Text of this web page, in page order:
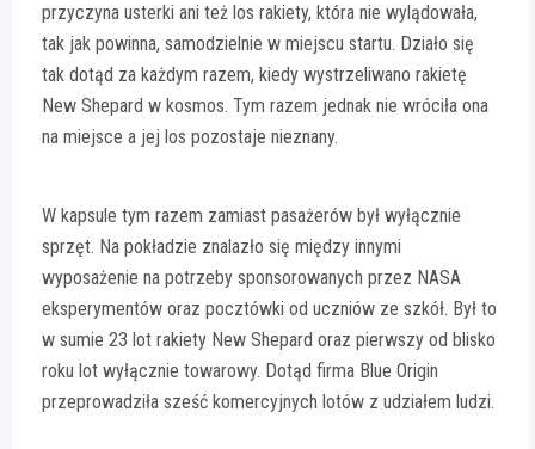
przyczyna usterki ani też los rakiety, która nie wylądowała,
tak jak powinna, samodzielnie w miejscu startu. Działo się
tak dotąd za każdym razem, kiedy wystrzeliwano rakietę
New Shepard w kosmos. Tym razem jednak nie wróciła ona
na miejsce a jej los pozostaje nieznany.
W kapsule tym razem zamiast pasażerów był wyłącznie
sprzęt. Na pokładzie znalazło się między innymi
wyposażenie na potrzeby sponsorowanych przez NASA
eksperymentów oraz pocztówki od uczniów ze szkół. Był to
w sumie 23 lot rakiety New Shepard oraz pierwszy od blisko
roku lot wyłącznie towarowy. Dotąd firma Blue Origin
przeprowadziła sześć komercyjnych lotów z udziałem ludzi.